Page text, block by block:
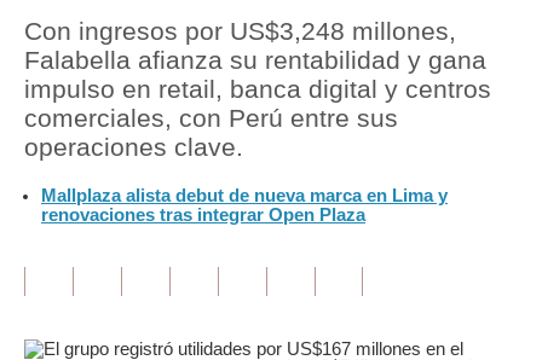
Política
Tu Dinero
Finanzas Personales
Inmobiliarias
Opinión
Editorial
Con ingresos por US$3,248 millones,
Falabella afianza su rentabilidad y gana
impulso en retail, banca digital y centros
comerciales, con Perú entre sus
operaciones clave.
Mallplaza alista debut de nueva marca en Lima y
renovaciones tras integrar Open Plaza